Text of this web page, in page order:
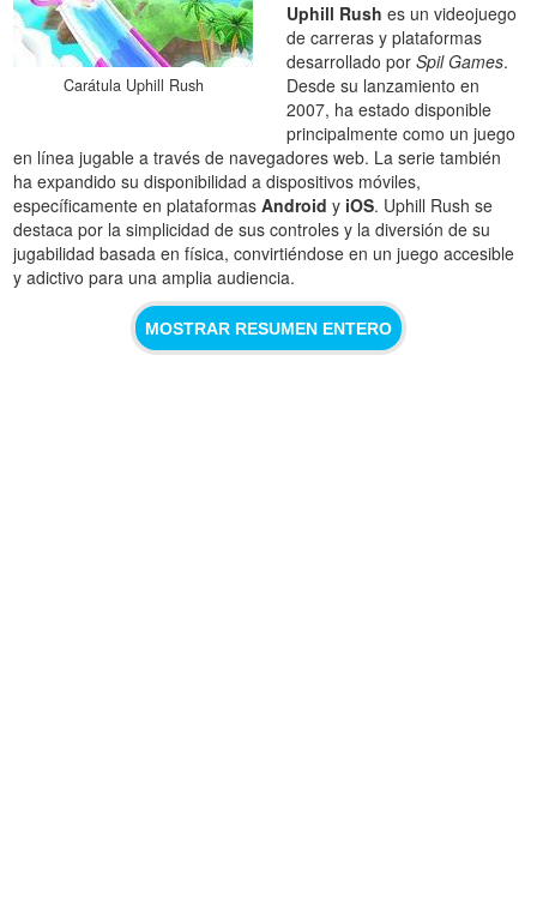
Carátula Uphill Rush
Uphill Rush es un videojuego
de carreras y plataformas
desarrollado porSpil Games.
Desde su lanzamiento en
2007, ha estado disponible
principalmente como un juego
en línea jugable a través de navegadores web. La serie también
ha expandido su disponibilidad a dispositivos móviles,
específicamente en plataformasAndroid y iOS. Uphill Rush se
destaca por la simplicidad de sus controles y la diversión de su
jugabilidad basada en física, convirtiéndose en un juego accesible
y adictivo para una amplia audiencia.
MOSTRAR RESUMEN ENTERO